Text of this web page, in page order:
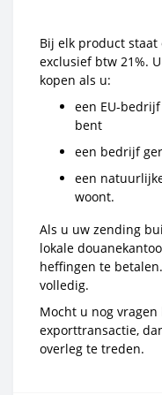
Bij elk product
exclusief btw 21%.
kopen als u:
een EU-
bent
een bedrijf
een
woont.
Als u uw zending
lokale
heffingen te
volledig.
Mocht u nog
exporttransactie,
overleg te treden.